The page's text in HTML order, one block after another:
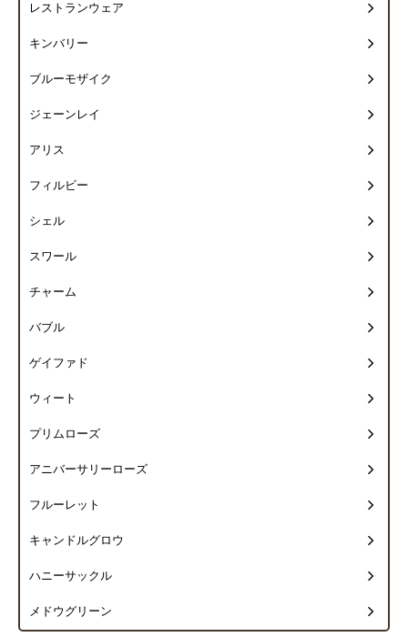
レストランウェア
キンバリー
ブルーモザイク
ジェーンレイ
アリス
フィルビー
シェル
スワール
チャーム
バブル
ゲイファド
ウィート
プリムローズ
アニバーサリーローズ
フルーレット
キャンドルグロウ
ハニーサックル
メドウグリーン